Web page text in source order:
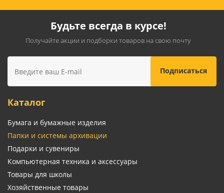
Будьте всегда в курсе!
Получайте акции и подборки товаров на свою почту
Каталог
Бумага и бумажные изделия
Папки и системы архивации
Подарки и сувениры
Компьютерная техника и аксессуары
Товары для школы
Хозяйственные товары